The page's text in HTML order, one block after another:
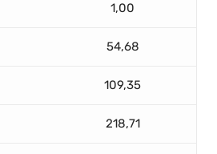
1,00
54,68
109,35
218,71